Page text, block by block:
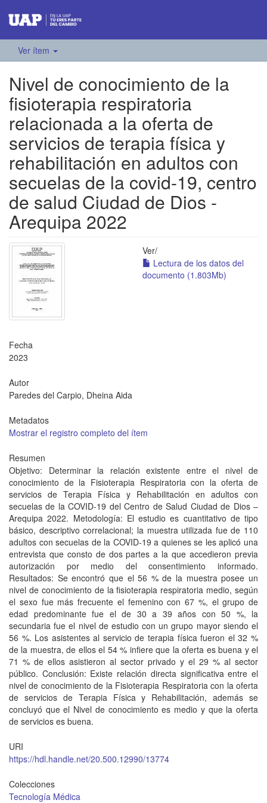
Ver ítem
Nivel de conocimiento de la
fisioterapia respiratoria
relacionada a la oferta de
servicios de terapia física y
rehabilitación en adultos con
secuelas de la covid-19, centro
de salud Ciudad de Dios -
Arequipa 2022
Ver/
Lectura de los datos del
documento (1.803Mb)
Fecha
2023
Autor
Paredes del Carpio, Dheina Aida
Metadatos
Mostrar el registro completo del ítem
Resumen
Objetivo: Determinar la relación existente entre el nivel de
conocimiento de la Fisioterapia Respiratoria con la oferta de
servicios de Terapia Física y Rehabilitación en adultos con
secuelas de la COVID-19 del Centro de Salud Ciudad de Dios –
Arequipa 2022. Metodología: El estudio es cuantitativo de tipo
básico, descriptivo correlacional; la muestra utilizada fue de 110
adultos con secuelas de la COVID-19 a quienes se les aplicó una
entrevista que consto de dos partes a la que accedieron previa
autorización por medio del consentimiento informado.
Resultados: Se encontró que el 56 % de la muestra posee un
nivel de conocimiento de la fisioterapia respiratoria medio, según
el sexo fue más frecuente el femenino con 67 %, el grupo de
edad predominante fue el de 30 a 39 años con 50 %, la
secundaria fue el nivel de estudio con un grupo mayor siendo el
56 %. Los asistentes al servicio de terapia física fueron el 32 %
de la muestra, de ellos el 54 % infiere que la oferta es buena y el
71 % de ellos asistieron al sector privado y el 29 % al sector
público. Conclusión: Existe relación directa significativa entre el
nivel de conocimiento de la Fisioterapia Respiratoria con la oferta
de servicios de Terapia Física y Rehabilitación, además se
concluyó que el Nivel de conocimiento es medio y que la oferta
de servicios es buena.
URI
https://hdl.handle.net/20.500.12990/13774
Colecciones
Tecnología Médica